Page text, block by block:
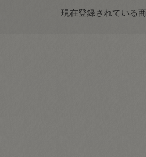
現在登録されている